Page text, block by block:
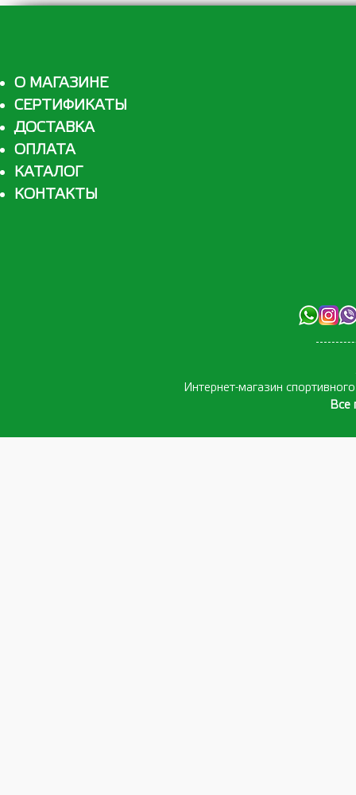
О МАГАЗИНЕ
СЕРТИФИКАТЫ
ДОСТАВКА
ОПЛАТА
КАТАЛОГ
КОНТАКТЫ
Интернет-магазин
Все